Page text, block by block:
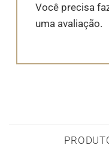
Você precisa
uma avaliação.